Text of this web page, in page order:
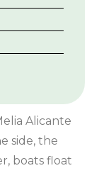
Alicante
side, the
boats float